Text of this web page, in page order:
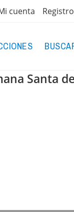
cuenta
Santa